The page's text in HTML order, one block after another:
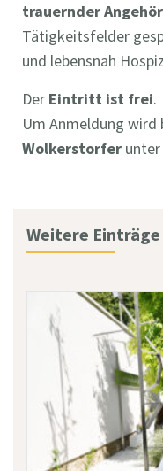
trauernder
Tätigkeitsfelder
und lebensnah
Der Eintritt ist frei.
Um Anmeldung wird
Wolkerstorfer unter
Weitere Einträge